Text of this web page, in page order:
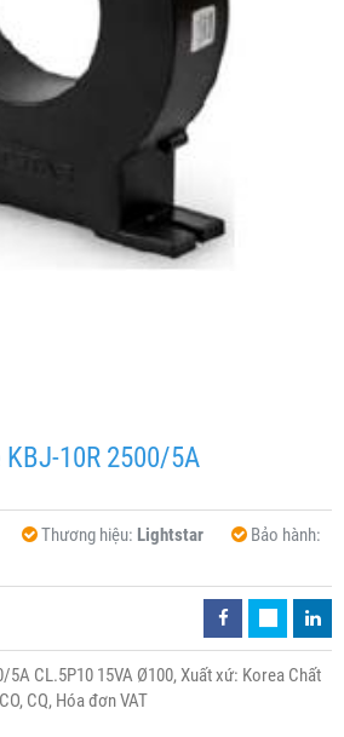
10R 2500/5A
Thương hiệu: Lightstar
Bảo hành:
5A CL.5P10 15VA Ø100, Xuất xứ: Korea Chất
CQ, Hóa đơn VAT